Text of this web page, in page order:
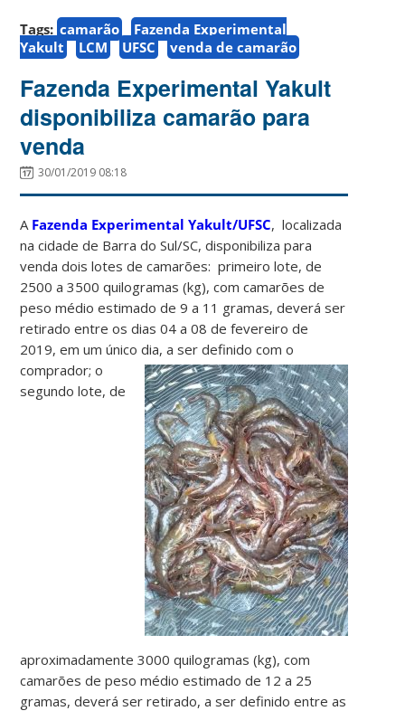
Tags: camarão
Fazenda Experimental
Yakult
LCM UFSC venda de camarão
Fazenda Experimental Yakult
disponibiliza camarão para
venda
30/01/2019 08:18
A Fazenda Experimental Yakult/UFSC, localizada
na cidade de Barra do Sul/SC, disponibiliza para
venda dois lotes de camarões: primeiro lote, de
2500 a 3500 quilogramas (kg), com camarões de
peso médio estimado de 9 a 11 gramas, deverá ser
retirado entre os dias 04 a 08 de fevereiro de
2019, em um único dia, a ser definido com o
comprador; o
segundo lote, de
aproximadamente 3000 quilogramas (kg), com
camarões de peso médio estimado de 12 a 25
gramas, deverá ser retirado, a ser definido entre as